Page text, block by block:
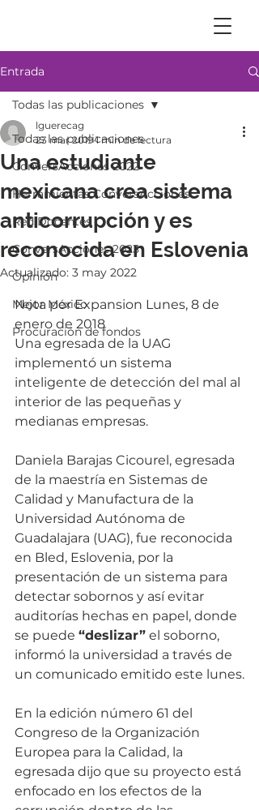
Entrada
Todas las publicaciones
ConversAcciones 2022
Herramientas ConversAcciones
Red Docentes
ConversAcciones 2023
Opinión
Mejor México
Procuración de fondos
Todas las publicaciones
Una estudiante
mexicana crea sistema
anticorrupción y es
reconocida en Eslovenia
lguerecag
23 mar 2019 1 min de lectura
Actualizado: 3 may 2022
Nota por Expansion Lunes, 8 de
enero de 2018
Una egresada de la UAG
implementó un sistema
inteligente de detección del mal al
interior de las pequeñas y
medianas empresas.
Daniela Barajas Cicourel, egresada
de la maestría en Sistemas de
Calidad y Manufactura de la
Universidad Autónoma de
Guadalajara (UAG), fue reconocida
en Bled, Eslovenia, por la
presentación de un sistema para
detectar sobornos y así evitar
auditorías hechas en papel, donde
se puede “deslizar” el soborno,
informó la universidad a través de
un comunicado emitido este lunes.
En la edición número 61 del
Congreso de la Organización
Europea para la Calidad, la
egresada dijo que su proyecto está
enfocado en los efectos de la